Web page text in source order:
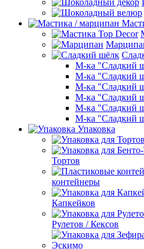
М-ка "Сладкий
М-ка "Сладкий
М-ка "Сладкий
М-ка "Сладкий
М-ка "Сладкий
М-ка "Сладкий
Упаковка
Тортов
контейнеры
Капкейков
Рулетов / Кексов